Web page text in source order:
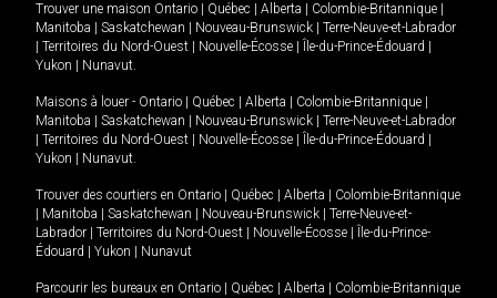
Trouver une maison Ontario Québec Alberta Colombie-Britannique
Manitoba
Saskatchewan Nouveau-Brunswick
Terre-Neuve-et-Labrador
Territoires du Nord-Ouest Nouvelle-Écosse Île-du-Prince-Édouard
Yukon
Nunavut.
Maisons à louer - Ontario Québec Alberta Colombie-Britannique
Manitoba
Saskatchewan Nouveau-Brunswick
Terre-Neuve-et-Labrador
Territoires du Nord-Ouest Nouvelle-Écosse Île-du-Prince-Édouard
Yukon
Nunavut.
Trouver des courtiers en Ontario Québec Alberta
Colombie-Britannique
Manitoba Saskatchewan Nouveau-Brunswick
Terre-Neuve-et-
Labrador
Territoires du Nord-Ouest Nouvelle-Écosse
Île-du-Prince-
Édouard
Yukon Nunavut
Parcourir les bureaux en Ontario Québec Alberta
Colombie-Britannique